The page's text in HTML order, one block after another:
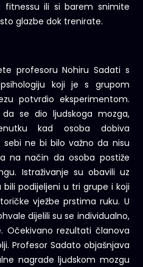
fitnessu ili si barem snimite
glazbe dok trenirate.
profesoru Nohiru Sadati s
koji je s grupom
potvrdio eksperimentom.
se dio ljudskoga mozga,
kad osoba dobiva
ne bi bilo važno da nisu
na način da osoba postiže
Istraživanje su obavili uz
podijeljeni u tri grupe i koji
vježbe prstima ruku. U
dijelili su se individualno,
rezultati članova
Profesor Sadato objašnjava
nagrade ljudskom mozgu